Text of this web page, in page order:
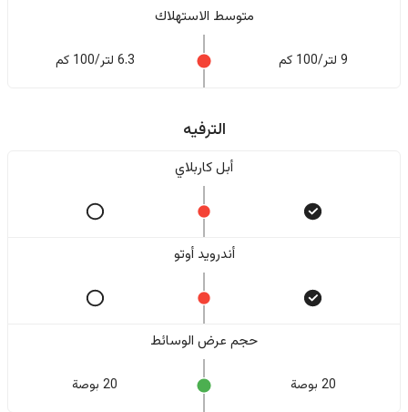
متوسط الاستهلاك
9 لتر/100 كم 6.3 لتر/100 كم
الترفيه
أبل كاربلاي
أندرويد أوتو
حجم عرض الوسائط
20 بوصة 20 بوصة